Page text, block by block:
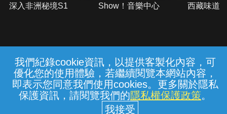
我們紀錄cookie資訊，以提供客製化內容，可
優化您的使用體驗，若繼續閱覽本網站內容，
即表示您同意我們使用cookies。更多關於隱私
保護資訊，請閱覽我們的隱私權保護政策。
深入非洲秘境S1 Show！音樂中心 西藏味道
常見問題 線上客服 服務條款 隱私權保護
中華電信股份有限公司個人家庭分公司
(統一編號：96979949) © 2026
{{notifyMsg}}